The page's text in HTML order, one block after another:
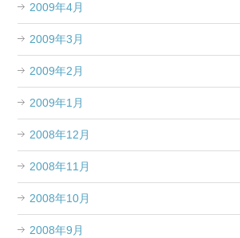
2009年4月
2009年3月
2009年2月
2009年1月
2008年12月
2008年11月
2008年10月
2008年9月